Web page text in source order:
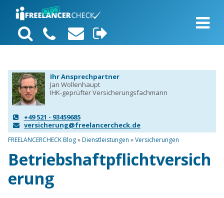
Ihr Ansprechpartner
Jan Wollenhaupt
IHK-geprüfter Versicherungsfachmann
+49 521 - 93459685
versicherung@freelancercheck.de
FREELANCERCHECK Blog»Dienstleistungen »Versicherungen
Betriebshaftpflichtversich
erung